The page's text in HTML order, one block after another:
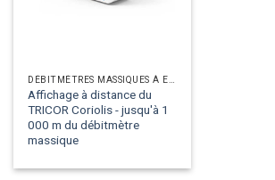
Affichage à distance du
TRICOR Coriolis - jusqu'à 1
000 m du débitmètre
massique